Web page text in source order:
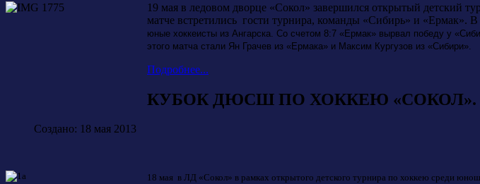
19 мая в ледовом дворце «Сокол» завершился открытый
матче встретились гости турнира, команды «Сибирь» и «Ермак».
юные хоккеисты из Ангарска. Со счетом 8:7 «Ермак» вырвал победу у
этого матча стали Ян Грачев из «Ермака» и Максим Кургузов из «Сибири».
Подробнее...
КУБОК ДЮСШ ПО ХОККЕЮ «СОКОЛ».
Создано: 18 мая 2013
18 мая в ЛД «Сокол» в рамках открытого детского турнира по хоккею среди